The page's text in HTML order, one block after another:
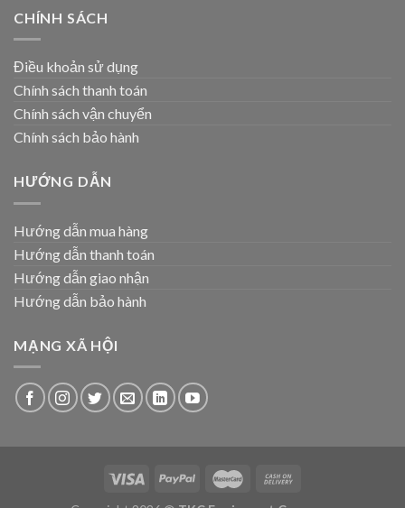
CHÍNH SÁCH
Điều khoản sử dụng
Chính sách thanh toán
Chính sách vận chuyển
Chính sách bảo hành
HƯỚNG DẪN
Hướng dẫn mua hàng
Hướng dẫn thanh toán
Hướng dẫn giao nhận
Hướng dẫn bảo hành
MẠNG XÃ HỘI